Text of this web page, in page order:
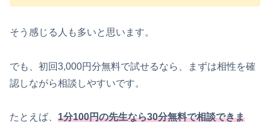
そう感じる人も多いと思います。
でも、初回3,000円分無料で試せるなら、まずは相性を確
認しながら相談しやすいです。
たとえば、 1分100円の先生なら30分無料で相談できま